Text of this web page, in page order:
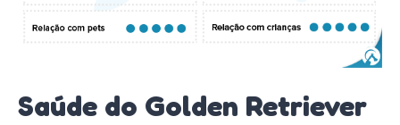
Saúde do Golden Retriever